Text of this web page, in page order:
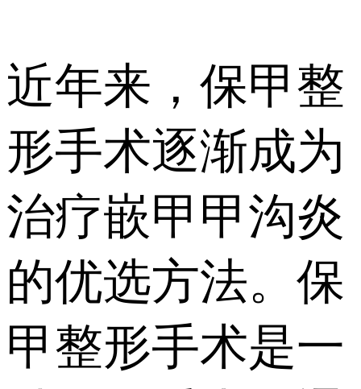
近年来，保甲整
形手术逐渐成为
治疗嵌甲甲沟炎
的优选方法。保
甲整形手术是一